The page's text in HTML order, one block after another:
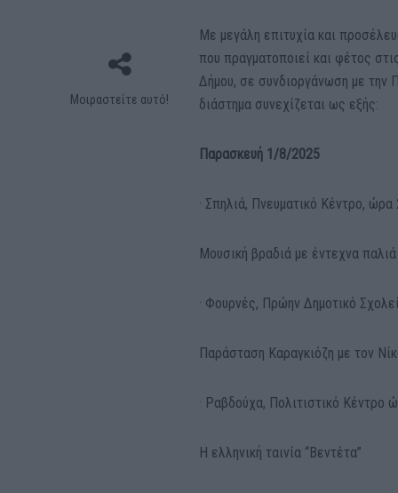
Μοιραστείτε αυτό!
Με μεγάλη επιτυχία και
που πραγματοποιεί και φέτος
Δήμου, σε συνδιοργάνωση με την
διάστημα συνεχίζεται ως εξής:
Παρασκευή 1/8/2025
· Σπηλιά, Πνευματικό Κέντρο, ώρα
Μουσική βραδιά με έντεχνα
· Φουρνές, Πρώην Δημοτικό
Παράσταση Καραγκιόζη με τον
· Ραβδούχα, Πολιτιστικό Κέντρο
Η ελληνική ταινία “Βεντέτα”